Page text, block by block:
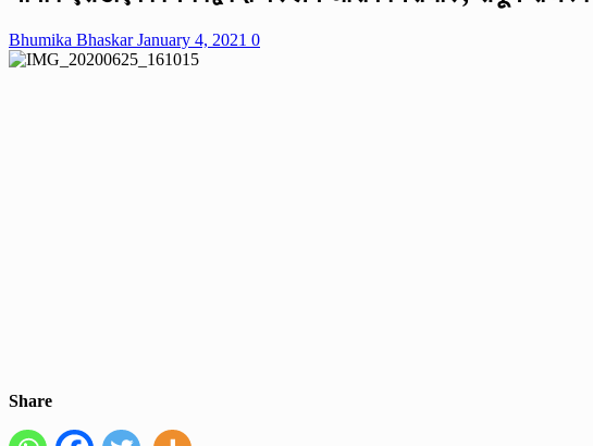
Bhumika BhaskarJanuary 4, 2021 0
Share